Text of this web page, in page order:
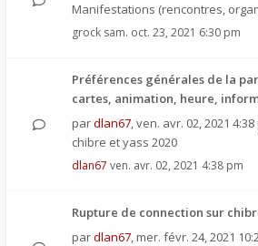
Manifestations (rencontres,
grock sam. oct. 23, 2021 6:30 pm
Préférences générales de la
cartes, animation, heure,
pardlan67,ven. avr. 02, 2021 4:38
chibre et yass 2020
dlan67 ven. avr. 02, 2021 4:38 pm
Rupture de connection sur
pardlan67, mer. févr. 24, 2021